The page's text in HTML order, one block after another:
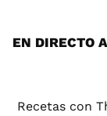
EN DIRECTO
Recetas con